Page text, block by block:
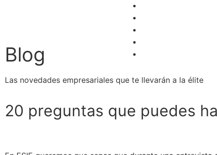
Blog
Las novedades empresariales que te llevarán a la élite
20 preguntas que puedes ha